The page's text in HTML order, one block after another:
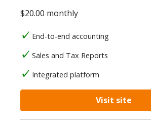
$20.00 monthly
End-to-end accounting
Sales and Tax Reports
Integrated platform
Visit site